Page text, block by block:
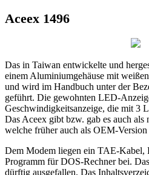
Aceex 1496
Das in Taiwan entwickelte und
einem Aluminiumgehäuse mit
und wird im Handbuch unter der
geführt. Die gewohnten LED-
Geschwindigkeitsanzeige, die mit 3
Das Aceex gibt bzw. gab es auch als
welche früher auch als OEM-
Dem Modem liegen ein TAE-
Programm für DOS-Rechner bei.
dürftig ausgefallen. Das